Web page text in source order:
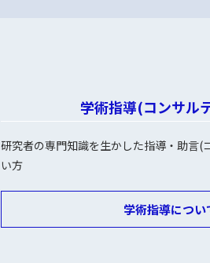
学術指導(コンサル
研究者の専門知識を生かした指導・助言(
い方
学術指導につい